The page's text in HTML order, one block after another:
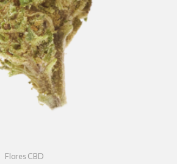
Flores CBD